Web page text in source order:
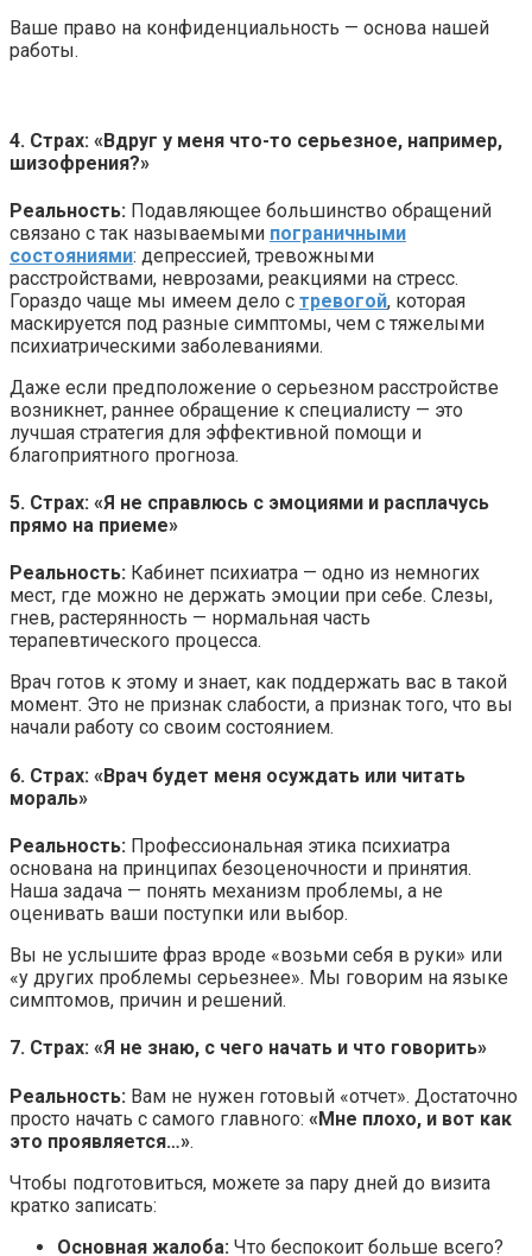
Ваше право на конфиденциальность — основа нашей
работы.
4. Страх: «Вдруг у меня что-то серьезное, например,
шизофрения?»
Реальность: Подавляющее большинство обращений
связано с так называемыми пограничными
состояниями: депрессией, тревожными
расстройствами, неврозами, реакциями на стресс.
Гораздо чаще мы имеем дело с тревогой, которая
маскируется под разные симптомы, чем с тяжелыми
психиатрическими заболеваниями.
Даже если предположение о серьезном расстройстве
возникнет, раннее обращение к специалисту — это
лучшая стратегия для эффективной помощи и
благоприятного прогноза.
5. Страх: «Я не справлюсь с эмоциями и расплачусь
прямо на приеме»
Реальность: Кабинет психиатра — одно из немногих
мест, где можно не держать эмоции при себе. Слезы,
гнев, растерянность — нормальная часть
терапевтического процесса.
Врач готов к этому и знает, как поддержать вас в такой
момент. Это не признак слабости, а признак того, что вы
начали работу со своим состоянием.
6. Страх: «Врач будет меня осуждать или читать
мораль»
Реальность: Профессиональная этика психиатра
основана на принципах безоценочности и принятия.
Наша задача — понять механизм проблемы, а не
оценивать ваши поступки или выбор.
Вы не услышите фраз вроде «возьми себя в руки» или
«у других проблемы серьезнее». Мы говорим на языке
симптомов, причин и решений.
7. Страх: «Я не знаю, с чего начать и что говорить»
Реальность: Вам не нужен готовый «отчет». Достаточно
просто начать с самого главного: «Мне плохо, и вот как
это проявляется…».
Чтобы подготовиться, можете за пару дней до визита
кратко записать:
Основная жалоба: Что беспокоит больше всего?